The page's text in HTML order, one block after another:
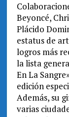
Beyoncé,
Plácido
estatus de
logros más
la lista
En La
edición
Además, su
varias